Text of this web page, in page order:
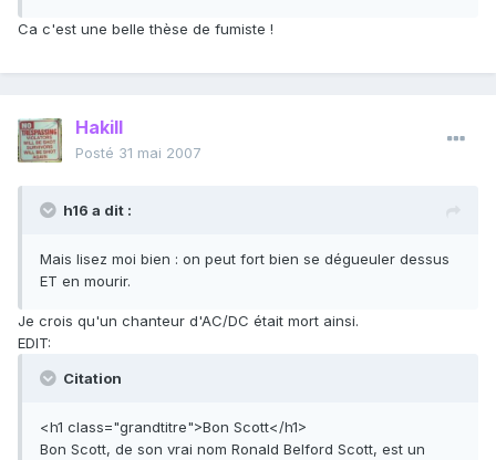
Ca c'est une belle thèse de fumiste !
Hakill
Posté 31 mai 2007
h16 a dit :
Mais lisez moi bien : on peut fort bien se dégueuler dessus
ET en mourir.
Je crois qu'un chanteur d'AC/DC était mort ainsi.
EDIT:
Citation
<h1 class="grandtitre">Bon Scott</h1>
Bon Scott, de son vrai nom Ronald Belford Scott, est un